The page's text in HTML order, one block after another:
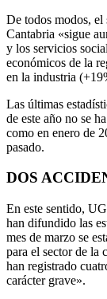
De todos modos, el
Cantabria «sigue
y los servicios
económicos de la
en la industria
Las últimas
de este año no se
como en enero de
pasado.
DOS
En este sentido,
han difundido las
mes de marzo se
para el sector de la
han registrado
carácter grave».